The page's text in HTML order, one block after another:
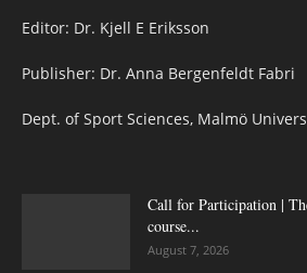
Editor: Dr. Kjell E Eriksson
Publisher: Dr. Anna Bergenfeldt Fabri
Dept. of Sport Sciences, Malmö
Call for Participation |
course...
August 7, 2026